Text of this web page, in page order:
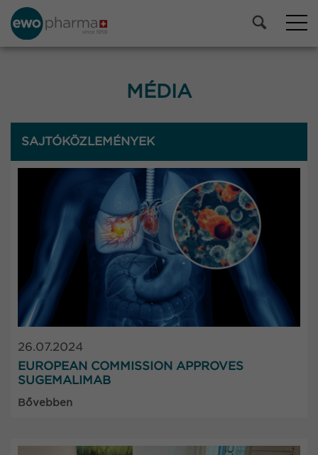
MÉDIA
SAJTÓKÖZLEMÉNYEK
26.07.2024
EUROPEAN COMMISSION APPROVES
SUGEMALIMAB
Bővebben